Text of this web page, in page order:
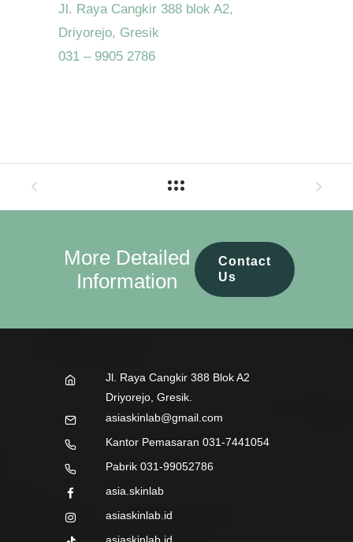
Jl. Raya Cangkir 388 blok A2,
Driyorejo, Gresik
031 – 9905 2786
More Detailed
Information
Contact
Us
Jl. Raya Cangkir 388 Blok A2
Driyorejo, Gresik.
asiaskinlab@gmail.com
Kantor Pemasaran 031-7441054
Pabrik 031-99052786
asia.skinlab
asiaskinlab.id